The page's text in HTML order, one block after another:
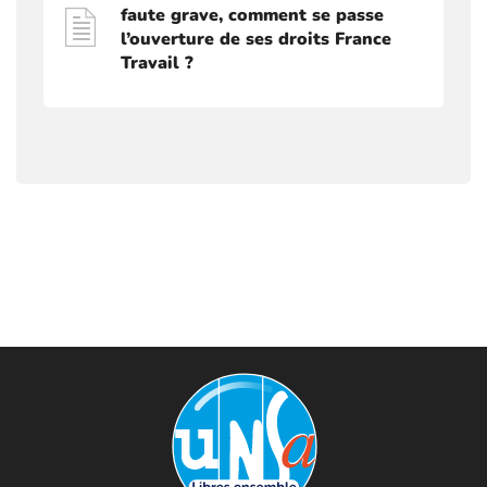
faute grave, comment se passe
l’ouverture de ses droits France
Travail ?